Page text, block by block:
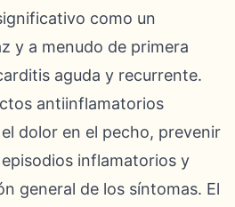
como un
y a menudo de primera
aguda y recurrente.
antiinflamatorios
dolor en el pecho, prevenir
inflamatorios y
general de los síntomas. El